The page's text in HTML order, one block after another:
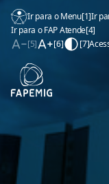
Ir para o Menu[1]Ir
Ir para o FAP Atende[4]
[5]
[6] [7]